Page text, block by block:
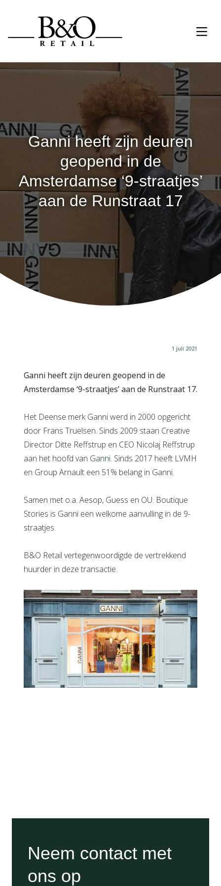
Ganni heeft zijn deuren
geopend in de
Amsterdamse ‘9-straatjes’
aan de Runstraat 17
1 juli 2021
Ganni heeft zijn deuren geopend in de
Amsterdamse ‘9-straatjes’aan de Runstraat 17.
Het Deense merk Ganni werd in 2000 opgericht
door Frans Truelsen. Sinds 2009 staan Creative
Director Ditte Reffstrup en CEO Nicolaj Reffstrup
aan het hoofd van Ganni. Sinds 2017 heeft LVMH
en Group Arnault een 51% belang in Ganni.
Samen met o.a. Aesop, Guess en OU. Boutique
Stories is Ganni een welkome aanvulling in de 9-
straatjes.
B&O Retail vertegenwoordigde de vertrekkend
huurder in deze transactie.
Neem contact met
ons op